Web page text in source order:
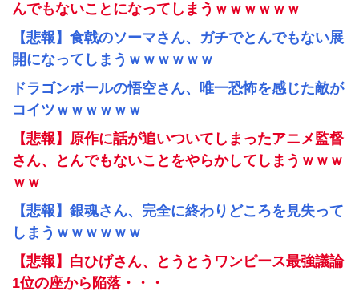
んでもないことになってしまうｗｗｗｗｗｗ
【悲報】食戟のソーマさん、ガチでとんでもない展
開になってしまうｗｗｗｗｗｗ
ドラゴンボールの悟空さん、唯一恐怖を感じた敵が
コイツｗｗｗｗｗｗ
【悲報】原作に話が追いついてしまったアニメ監督
さん、とんでもないことをやらかしてしまうｗｗｗ
ｗｗ
【悲報】銀魂さん、完全に終わりどころを見失って
しまうｗｗｗｗｗｗ
【悲報】白ひげさん、とうとうワンピース最強議論
1位の座から陥落・・・